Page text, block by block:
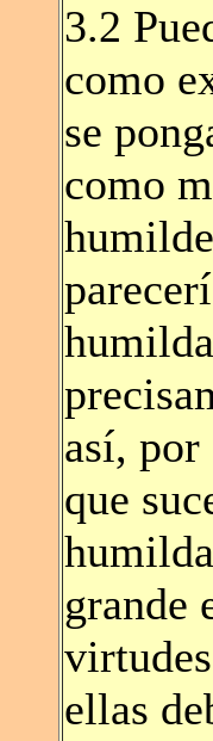
3.2
como
se
como
así, por
que
grande
ellas